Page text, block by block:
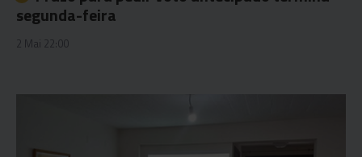
segunda-feira
2 Mai 22:00